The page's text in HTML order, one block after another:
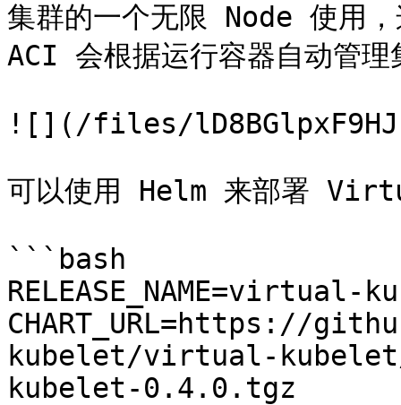
集群的一个无限 Node 使用
ACI 会根据运行容器自动管理
![](/files/
可以使用 Helm 来部署
```bash
RELEASE_NAME=virtual-
CHART_URL=https://
kubelet/virtual-
kubelet-0.4.0.tgz